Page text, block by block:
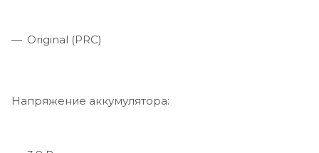
Original (PRC)
Напряжение аккумулятора: